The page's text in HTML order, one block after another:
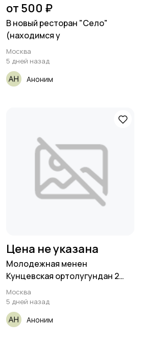
от 500 ₽
В новый ресторан "Село"
(находимся у
Москва
5 дней назад
Аноним
Цена не указана
Молодежная менен
Кунцевская ортолугундан 2
комнаталуу
Москва
5 дней назад
Аноним